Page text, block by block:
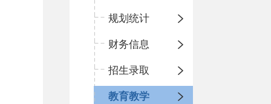
规划统计
财务信息
招生录取
教育教学